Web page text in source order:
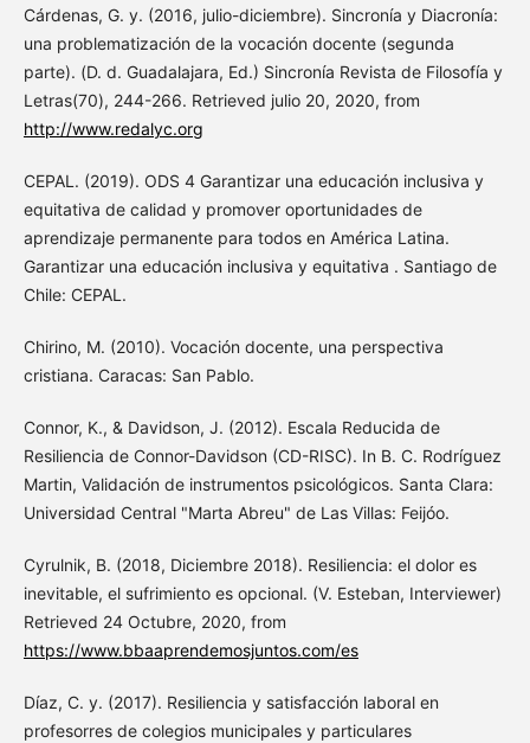
Cárdenas, G. y. (2016, julio-diciembre). Sincronía y Diacronía:
una problematización de la vocación docente (segunda
parte). (D. d. Guadalajara, Ed.) Sincronía Revista de Filosofía y
Letras(70), 244-266. Retrieved julio 20, 2020, from
http://www.redalyc.org
CEPAL. (2019). ODS 4 Garantizar una educación inclusiva y
equitativa de calidad y promover oportunidades de
aprendizaje permanente para todos en América Latina.
Garantizar una educación inclusiva y equitativa . Santiago de
Chile: CEPAL.
Chirino, M. (2010). Vocación docente, una perspectiva
cristiana. Caracas: San Pablo.
Connor, K., & Davidson, J. (2012). Escala Reducida de
Resiliencia de Connor-Davidson (CD-RISC). In B. C. Rodríguez
Martin, Validación de instrumentos psicológicos. Santa Clara:
Universidad Central "Marta Abreu" de Las Villas: Feijóo.
Cyrulnik, B. (2018, Diciembre 2018). Resiliencia: el dolor es
inevitable, el sufrimiento es opcional. (V. Esteban, Interviewer)
Retrieved 24 Octubre, 2020, from
https://www.bbaaprendemosjuntos.com/es
Díaz, C. y. (2017). Resiliencia y satisfacción laboral en
profesorres de colegios municipales y particulares